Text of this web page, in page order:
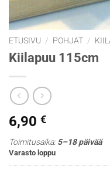
ETUSIVU / POHJAT /
Kiilapuu 115cm
6,90 €
Toimitusaika:5–18 päivää
Varasto loppu